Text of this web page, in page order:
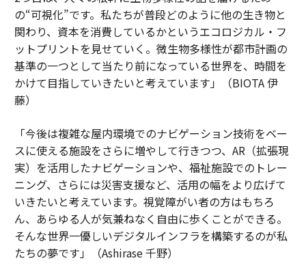
の“可視化”です。私たちが普段どのように他の生き物と
関わり、資本を消費しているかというエコロジカル・フ
ットプリントを見せていく。微生物多様性が都市計画の
基準の一つとして当たり前になっている世界を、時間を
かけて目指していきたいと考えています」（BIOTA 伊
藤）
「今後は複雑な屋内環境でのナビゲーション技術をベー
スに使える施設をさらに増やして行きつつ、AR（拡張現
実）を活用したナビゲーションや、福祉施設でのトレー
ニング、さらには災害支援など、活用の幅をより広げて
いきたいと考えています。視覚障がい者の方はもちろ
ん、あらゆる人が気兼ねなく自由に歩くことができる。
そんな世界一優しいデジタルインフラを構築するのが私
たちの夢です」（Ashirase 千野）